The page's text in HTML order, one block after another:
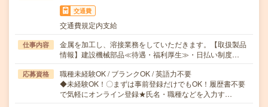
交通費
交通費規定内支給
仕事内容
金属を加工し、溶接業務をしていただきます。【取扱製品
情報】建設機械部品≪待遇・福利厚生≫・日払い制度…
応募資格
職種未経験OK / ブランクOK / 英語力不要
◆未経験OK！〇まずは事前登録だけでもOK！履歴書不要
で気軽にオンライン登録★氏名・職種などを入力す…